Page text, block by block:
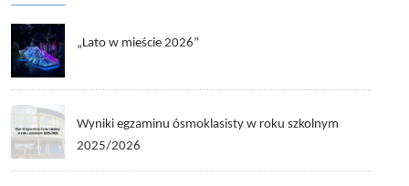
„Lato w mieście 2026”
Wyniki egzaminu ósmoklasisty w roku szkolnym
2025/2026